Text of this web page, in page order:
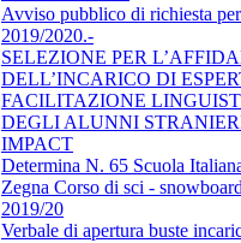
Avviso pubblico di richiesta
2019/2020.-
SELEZIONE PER
DELL’INCARICO DI
FACILITAZIONE
DEGLI ALUNNI
IMPACT
Determina N. 65 Scuola
Zegna Corso di sci -
2019/20
Verbale di apertura buste